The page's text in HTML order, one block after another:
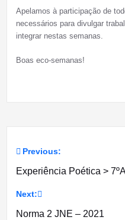
Apelamos à participação de
necessários para divulgar
integrar nestas semanas.
Boas eco-semanas!
Navegação
de
artigos
Previous:
Experiência Poética >
Next:
Norma 2 JNE – 2021